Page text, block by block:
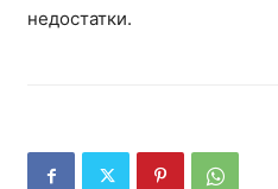
недостатки.